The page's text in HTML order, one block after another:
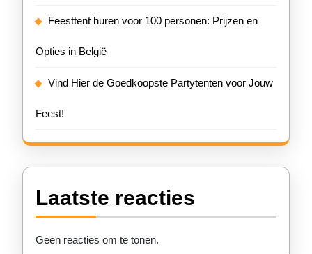
Feesttent huren voor 100 personen: Prijzen en
Opties in België
Vind Hier de Goedkoopste Partytenten voor Jouw
Feest!
Laatste reacties
Geen reacties om te tonen.